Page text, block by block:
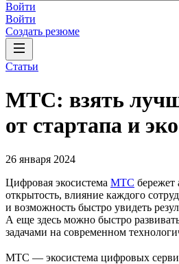
Войти
Войти
Создать резюме
Статьи
МТС: взять
от стартапа и
26 января 2024
Цифровая экосистема МТС бережет
открытость, влияние каждого
и возможность быстро увидеть
А еще здесь можно быстро
задачами на современном
МТС — экосистема цифровых